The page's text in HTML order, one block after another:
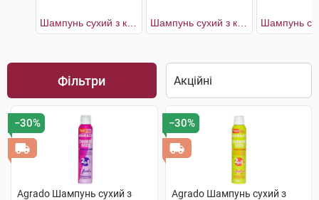
Фільтри
−30%
Agrado Шампунь сухий з
−30%
Agrado Шампунь cухий з